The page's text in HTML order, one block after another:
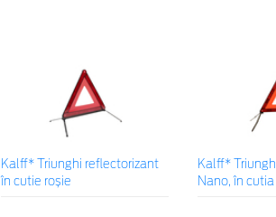
Kalff* Triunghi reflectorizant
în cutie roșie
Kalff*
Nano, în cutia